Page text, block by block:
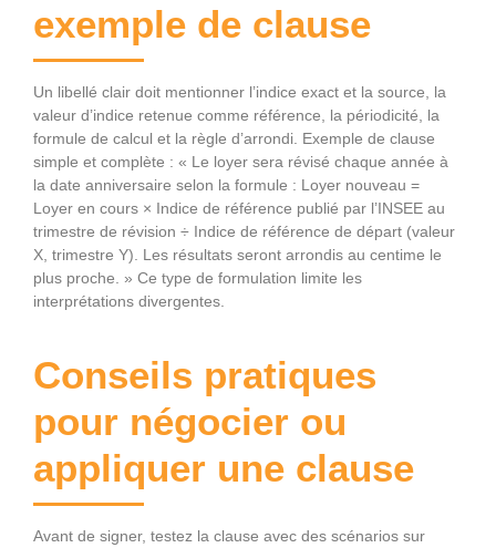
exemple de clause
Un libellé clair doit mentionner l’indice exact et la source, la
valeur d’indice retenue comme référence, la périodicité, la
formule de calcul et la règle d’arrondi. Exemple de clause
simple et complète : « Le loyer sera révisé chaque année à
la date anniversaire selon la formule : Loyer nouveau =
Loyer en cours × Indice de référence publié par l’INSEE au
trimestre de révision ÷ Indice de référence de départ (valeur
X, trimestre Y). Les résultats seront arrondis au centime le
plus proche. » Ce type de formulation limite les
interprétations divergentes.
Conseils pratiques
pour négocier ou
appliquer une clause
Avant de signer, testez la clause avec des scénarios sur